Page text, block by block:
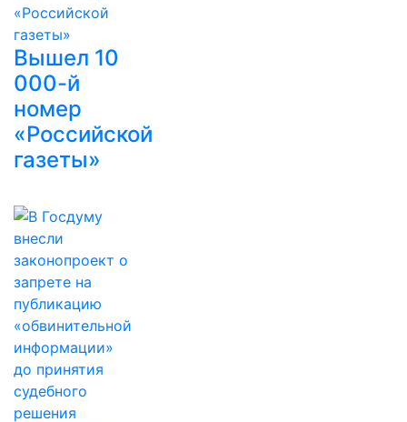
Вышел 10
000-й
номер
«Российской
газеты»